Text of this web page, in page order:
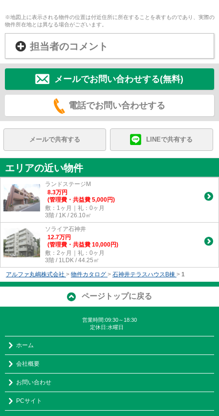
※地図上に表示される物件の位置は付近住所に所在することを表すものであり、実際の
物件所在地とは異なる場合がございます。
担当者のコメント
メールでお問い合わせする(無料)
電話でお問い合わせする
メールで共有する LINEで共有する
エリアの近い物件
ランドステージM
8.3万円
(管理費・共益費 5,000円)
敷：1ヶ月｜礼：0ヶ月
3階 / 1K / 26.10㎡
ソライア石神井
12.7万円
(管理費・共益費 10,000円)
敷：2ヶ月｜礼：0ヶ月
3階 / 1LDK / 44.25㎡
アルファ丸嶋株式会社 > 物件カタログ > 石神井テラスハウスB棟 > 1
ページトップに戻る
営業時間:09:30～18:30
定休日:水曜日
ホーム
会社概要
お問い合わせ
PCサイト